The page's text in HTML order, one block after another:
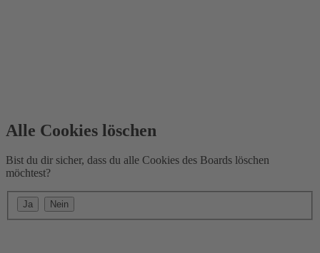
Alle Cookies löschen
Bist du dir sicher, dass du alle Cookies des Boards löschen
möchtest?